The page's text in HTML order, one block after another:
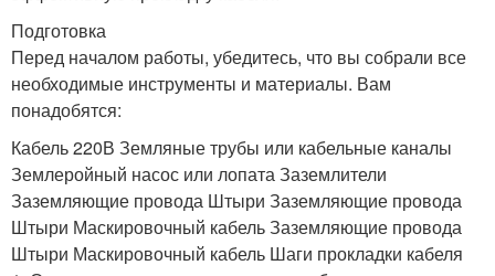
Подготовка
Перед началом работы, убедитесь, что вы собрали все
необходимые инструменты и материалы. Вам
понадобятся:
Кабель 220В Земляные трубы или кабельные каналы
Землеройный насос или лопата Заземлители
Заземляющие провода Штыри Заземляющие провода
Штыри Маскировочный кабель Заземляющие провода
Штыри Маскировочный кабель Шаги прокладки кабеля